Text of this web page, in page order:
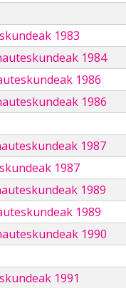
1983
1984
1986
1986
1987
1987
1989
1989
1990
1991